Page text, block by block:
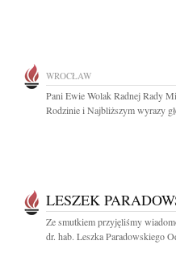
WROCŁAW
Pani Ewie Wolak Radnej Rady
Rodzinie i Najbliższym wyrazy
LESZEK
Ze smutkiem przyjęliśmy
dr. hab. Leszka Paradowskiego